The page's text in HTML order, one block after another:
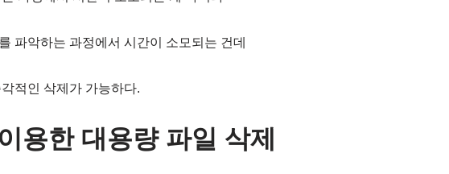
파악하는 과정에서 시간이 소모되는 건데
적인 삭제가 가능하다.
용한 대용량 파일 삭제